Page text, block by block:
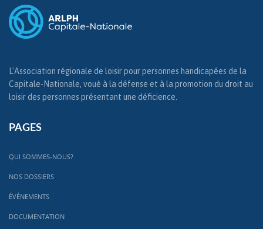
L'Association régionale de loisir pour personnes handicapées de la
Capitale-Nationale, voué à la défense et à la promotion du droit au
loisir des personnes présentant une déficience.
PAGES
QUI SOMMES-NOUS?
NOS DOSSIERS
ÉVÉNEMENTS
DOCUMENTATION